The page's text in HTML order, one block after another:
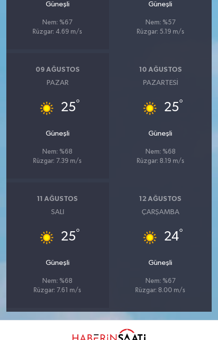
Güneşli
Nem: %67
Rüzgar: 4.69 m/s
Güneşli
Nem: %57
Rüzgar: 5.19 m/s
09 AĞUSTOS
PAZAR
25°
Güneşli
Nem: %68
Rüzgar: 7.39 m/s
10 AĞUSTOS
PAZARTESI
25°
Güneşli
Nem: %68
Rüzgar: 8.19 m/s
11 AĞUSTOS
SALI
25°
Güneşli
Nem: %68
Rüzgar: 7.61 m/s
12 AĞUSTOS
ÇARŞAMBA
24°
Güneşli
Nem: %67
Rüzgar: 8.00 m/s